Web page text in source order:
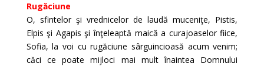
Rugăciune
O, sfintelor şi vrednicelor de laudă muceniţe, Pistis,
Elpis şi Agapis şi înţeleaptă maică a curajoaselor fiice,
Sofia, la voi cu rugăciune sârguincioasă acum venim;
căci ce poate mijloci mai mult înaintea Domnului